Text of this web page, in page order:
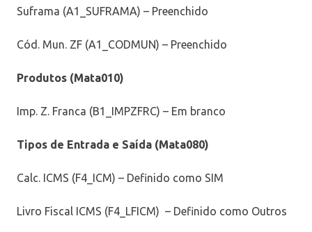
Suframa (A1_SUFRAMA) – Preenchido
Cód. Mun. ZF (A1_CODMUN) – Preenchido
Produtos (Mata010)
Imp. Z. Franca (B1_IMPZFRC) – Em branco
Tipos de Entrada e Saída (Mata080)
Calc. ICMS (F4_ICM) – Definido como SIM
Livro Fiscal ICMS (F4_LFICM) – Definido como Outros